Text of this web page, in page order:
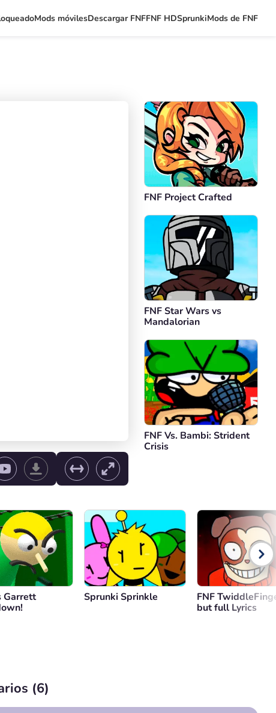
Mods móvilesDescargar FNFFNF HDSprunkiMods de FNF
FNF Project Crafted
FNF Star Wars vs
Mandalorian
FNF Vs. Bambi: Strident
Crisis
Garrett
Sprunki Sprinkle
FNF
but full Lyrics
(6)